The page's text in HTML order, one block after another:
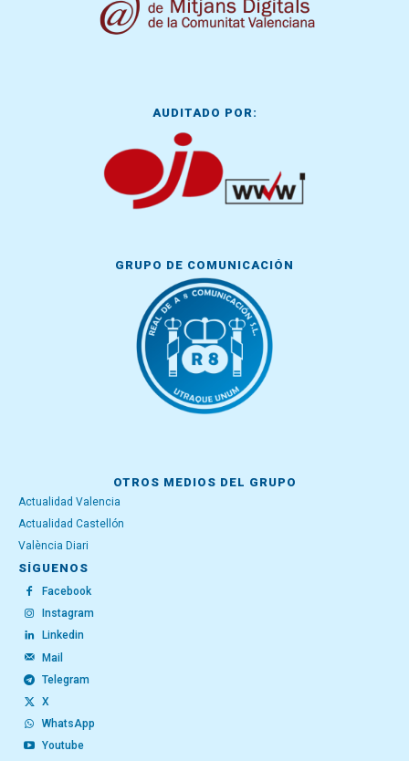
AUDITADO POR:
GRUPO DE COMUNICACIÓN
OTROS MEDIOS DEL GRUPO
Actualidad Valencia
Actualidad Castellón
València Diari
SÍGUENOS
Facebook
Instagram
Linkedin
Mail
Telegram
X
WhatsApp
Youtube